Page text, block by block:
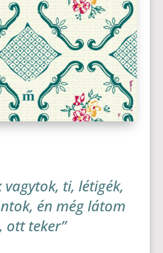
ti, létigék,
én még látom
ott teker”